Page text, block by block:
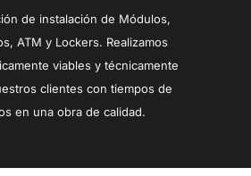
de instalación de Módulos,
ATM y Lockers. Realizamos
viables y técnicamente
clientes con tiempos de
en una obra de calidad.